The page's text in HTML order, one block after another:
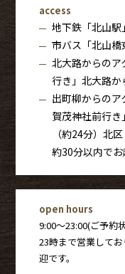
access
地下鉄「北山
市バス「北山橋
北大路からの
行き」北大路か
出町柳からの
賀茂神社前行
（約24分）北
約30分以内でお
open hours
9:00〜23:00(ご予約
23時まで営業して
迎です。